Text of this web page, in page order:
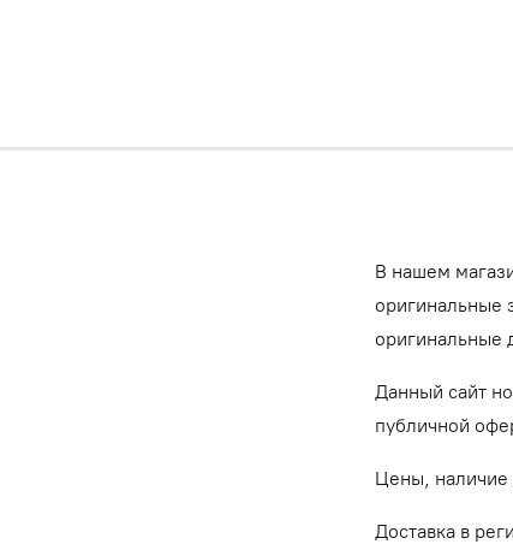
В нашем
оригинальные
оригинальные
Данный сайт
публичной
Цены, наличие
Доставка в